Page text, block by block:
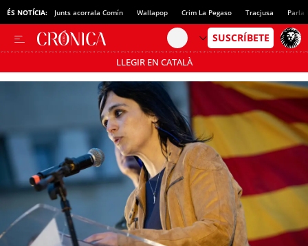
ÉS NOTÍCIA: Junts acorrala Comín Wallapop Crim La Pegaso Tracjusa Parla
LLEGIR EN CATALÀ
Passa’t al mode estalvi